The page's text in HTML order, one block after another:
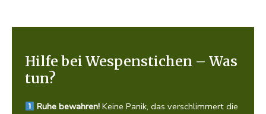
Hilfe bei Wespenstichen – Was
tun?
Ruhe bewahren! Keine Panik, das verschlimmert die